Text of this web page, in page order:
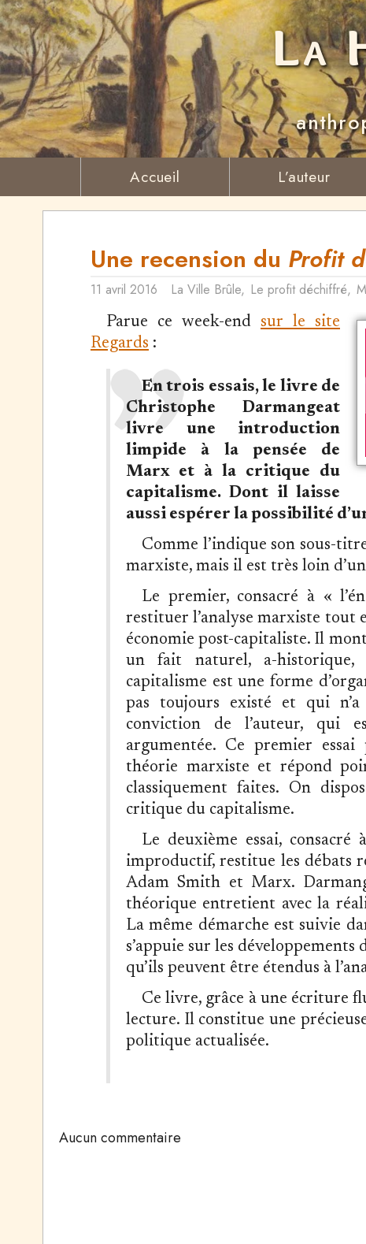
La
Accueil L’auteur
Une recension du Profit
11 avril 2016 La Ville Brûle, Le profit déchiffré,
Parue ce week-end sur le site
Regards :
En trois essais, le livre de
Christophe Darmangeat
livre une introduction
limpide à la pensée de
Marx et à la critique du
capitalisme. Dont il laisse
aussi espérer la possibilité
Comme l’indique son sous-
marxiste, mais il est très loin
Le premier, consacré à «
restituer l’analyse marxiste tout
économie post-capitaliste. Il
un fait naturel, a-historique,
capitalisme est une forme
pas toujours existé et qui
conviction de l’auteur, qui
argumentée. Ce premier
théorie marxiste et répond
classiquement faites. On
critique du capitalisme.
Le deuxième essai,
improductif, restitue les débats
Adam Smith et Marx.
théorique entretient avec la
La même démarche est suivie
s’appuie sur les
qu’ils peuvent être étendus à
Ce livre, grâce à une écriture
lecture. Il constitue une
politique actualisée.
Aucun commentaire